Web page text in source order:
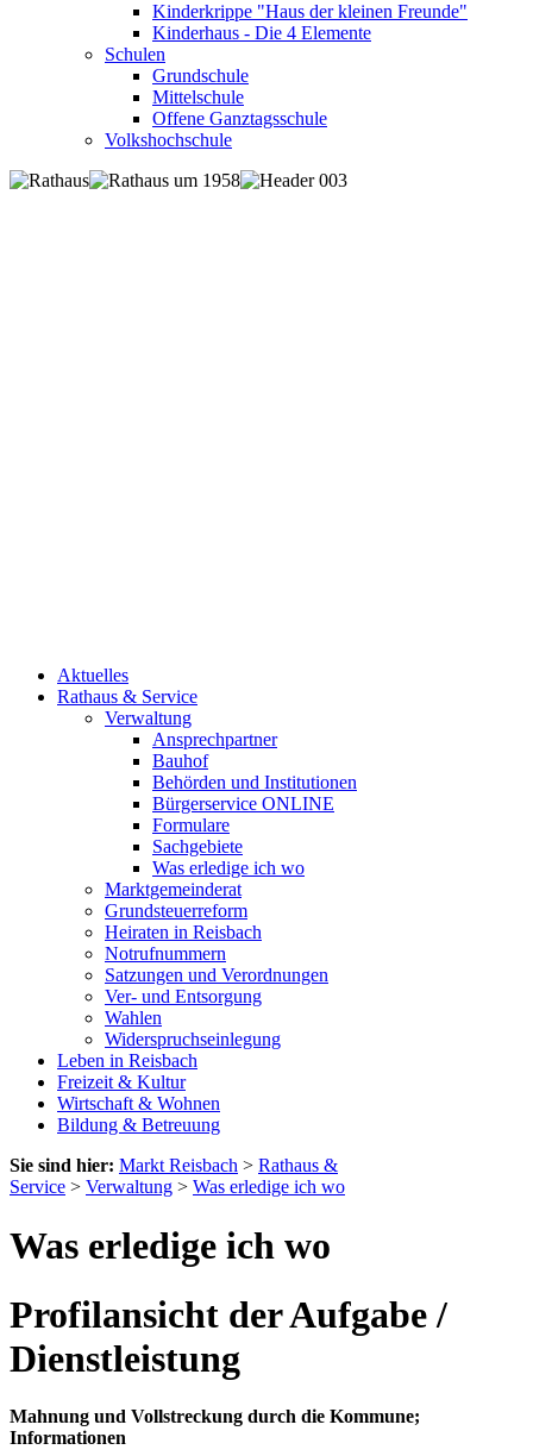
Kinderkrippe "Haus der kleinen Freunde"
Kinderhaus - Die 4 Elemente
Schulen
Grundschule
Mittelschule
Offene Ganztagsschule
Volkshochschule
Aktuelles
Rathaus & Service
Verwaltung
Ansprechpartner
Bauhof
Behörden und Institutionen
Bürgerservice ONLINE
Formulare
Sachgebiete
Was erledige ich wo
Marktgemeinderat
Grundsteuerreform
Heiraten in Reisbach
Notrufnummern
Satzungen und Verordnungen
Ver- und Entsorgung
Wahlen
Widerspruchseinlegung
Leben in Reisbach
Freizeit & Kultur
Wirtschaft & Wohnen
Bildung & Betreuung
Sie sind hier: Markt Reisbach > Rathaus &
Service > Verwaltung > Was erledige ich wo
Was erledige ich wo
Profilansicht der Aufgabe /
Dienstleistung
Mahnung und Vollstreckung durch die Kommune;
Informationen